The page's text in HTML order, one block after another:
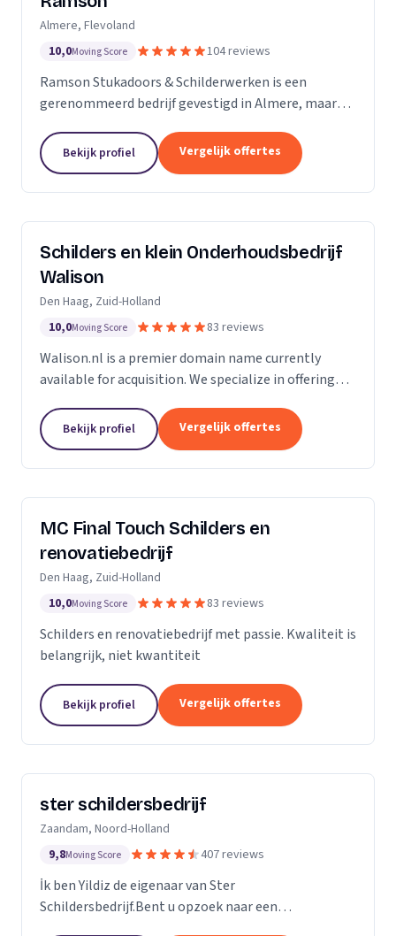
Almere, Flevoland
10,0Moving Score 104 reviews
Ramson Stukadoors & Schilderwerken is een
gerenommeerd bedrijf gevestigd in Almere, maar
Of u nu in Amsterdam, Harderwijk, Amersfoort of
elders...
Bekijk profiel Vergelijk offertes
Schilders en klein Onderhoudsbedrijf
Walison
Den Haag, Zuid-Holland
10,0Moving Score 83 reviews
Walison.nl is a premier domain name currently
available for acquisition. We specialize in offering
to significantly enhance your digital presence. Our...
Bekijk profiel Vergelijk offertes
MC Final Touch Schilders en
renovatiebedrijf
Den Haag, Zuid-Holland
10,0Moving Score 83 reviews
Schilders en renovatiebedrijf met passie. Kwaliteit is
belangrijk, niet kwantiteit
Bekijk profiel Vergelijk offertes
ster schildersbedrijf
Zaandam, Noord-Holland
9,8Moving Score 407 reviews
İk ben Yildiz de eigenaar van Ster
Schildersbedrijf.Bent u opzoek naar een